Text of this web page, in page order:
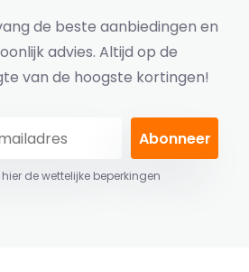
de beste aanbiedingen en
advies. Altijd op de
van de hoogste kortingen!
Abonneer
hier de wettelijke beperkingen